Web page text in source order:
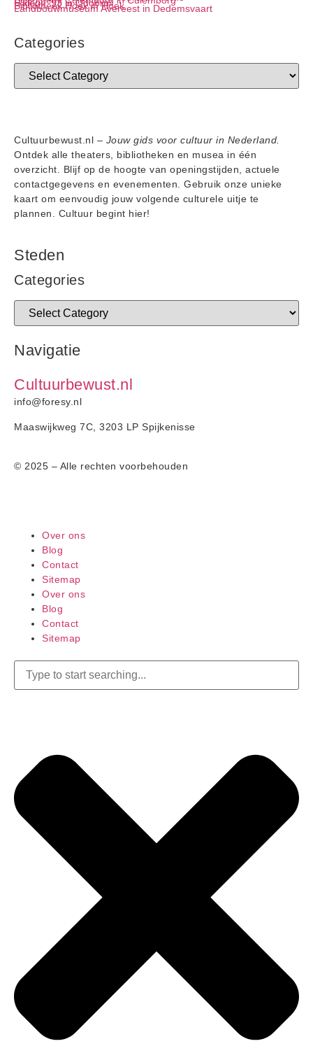
Galerie ’93 in Odoorn
Bibliotheek Hoek in Hoek
Landbouwmuseum Avereest in Dedemsvaart
Categories
Cultuurbewust.nl – Jouw gids voor cultuur in Nederland.
Ontdek alle theaters, bibliotheken en musea in één
overzicht. Blijf op de hoogte van openingstijden, actuele
contactgegevens en evenementen. Gebruik onze unieke
kaart om eenvoudig jouw volgende culturele uitje te
plannen. Cultuur begint hier!
Steden
Categories
Navigatie
Cultuurbewust.nl
info@foresy.nl
Maaswijkweg 7C, 3203 LP Spijkenisse
© 2025 – Alle rechten voorbehouden
Over ons
Blog
Contact
Sitemap
Over ons
Blog
Contact
Sitemap